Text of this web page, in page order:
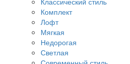
Комплект
Лофт
Мягкая
Недорогая
Светлая